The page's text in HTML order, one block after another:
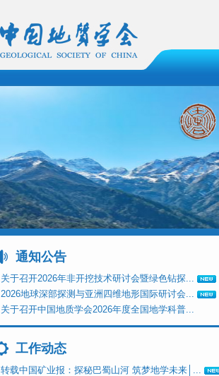
通知公告
关于召开2026年非开挖技术研讨会暨绿色钻探...
2026地球深部探测与亚洲四维地形国际研讨会...
关于召开中国地质学会2026年度全国地学科普...
工作动态
转载中国矿业报：探秘巴蜀山河 筑梦地学未来│...